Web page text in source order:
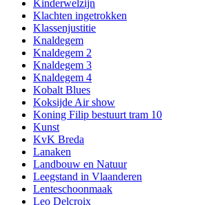
Kinderwelzijn
Klachten ingetrokken
Klassenjustitie
Knaldegem
Knaldegem 2
Knaldegem 3
Knaldegem 4
Kobalt Blues
Koksijde Air show
Koning Filip bestuurt tram 10
Kunst
KvK Breda
Lanaken
Landbouw en Natuur
Leegstand in Vlaanderen
Lenteschoonmaak
Leo Delcroix